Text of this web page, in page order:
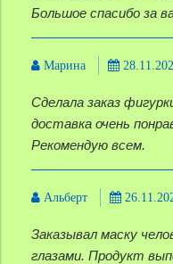
Большое спасибо за
Марина
Сделала заказ
доставка очень
Рекомендую всем.
Альберт
Заказывал маску
глазами. Продукт